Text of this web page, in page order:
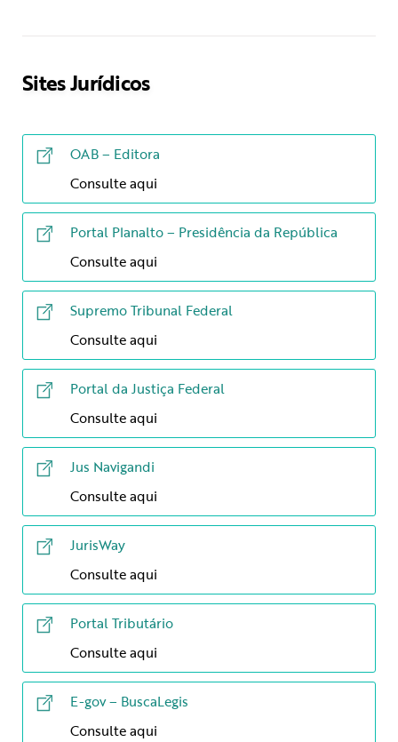
Sites Jurídicos
OAB – Editora
Consulte aqui
Portal Planalto – Presidência da República
Consulte aqui
Supremo Tribunal Federal
Consulte aqui
Portal da Justiça Federal
Consulte aqui
Jus Navigandi
Consulte aqui
JurisWay
Consulte aqui
Portal Tributário
Consulte aqui
E-gov – BuscaLegis
Consulte aqui